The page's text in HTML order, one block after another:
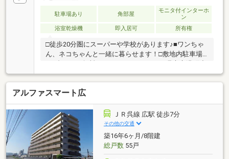
駐車場あり 角部屋
モニタ付インターホ
ン
浴室乾燥機
即入居可 所有権
□徒歩20分圏にスーパーや学校があります♪■ワンちゃ
ん、ネコちゃんと一緒に暮らせます！□敷地内駐車場
学校 徒歩25分□呉市立両城中学校 徒歩31分■藤三
港町店 徒歩18分□フレスタ呉中央店 徒歩11分■ホー
ムセンター ナフコ光町店 徒歩14分＊売主の契約不適
合は免責とさせていただきます。たくさんのお客様か
ら満足のお言葉を頂戴しております◆多数の提携銀行
からお薦めローンプランをご提案◆ご自宅やご希望の
場所までのお迎え◆空間スタイリストによるトータル
インテリアまずはお気軽にお問い合わせくださいませ
♪
アルファスマート広
ＪＲ呉線 広駅 徒歩7分
その他の交通
築16年6ヶ月/8階建
総戸数55戸